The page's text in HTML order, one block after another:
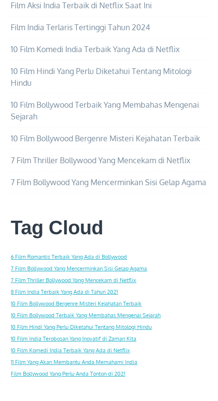
Film Aksi India Terbaik di Netflix Saat Ini
Film India Terlaris Tertinggi Tahun 2024
10 Film Komedi India Terbaik Yang Ada di Netflix
10 Film Hindi Yang Perlu Diketahui Tentang Mitologi
Hindu
10 Film Bollywood Terbaik Yang Membahas Mengenai
Sejarah
10 Film Bollywood Bergenre Misteri Kejahatan Terbaik
7 Film Thriller Bollywood Yang Mencekam di Netflix
7 Film Bollywood Yang Mencerminkan Sisi Gelap Agama
Tag Cloud
6 Film Romantis Terbaik Yang Ada di Bollywood
7 Film Bollywood Yang Mencerminkan Sisi Gelap Agama
7 Film Thriller Bollywood Yang Mencekam di Netflix
8 Film India Terbaik Yang Ada di Tahun 2021
10 Film Bollywood Bergenre Misteri Kejahatan Terbaik
10 Film Bollywood Terbaik Yang Membahas Mengenai Sejarah
10 Film Hindi Yang Perlu Diketahui Tentang Mitologi Hindu
10 Film India Terobosan Yang Inovatif di Zaman Kita
10 Film Komedi India Terbaik Yang Ada di Netflix
11 Film Yang Akan Membantu Anda Memahami India
Film Bollywood Yang Perlu Anda Tonton di 2021